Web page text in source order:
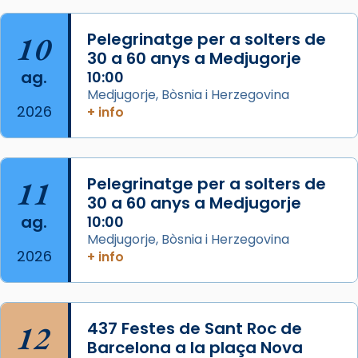
Aquest dilluns, 27 de juliol, ha tingut lloc la
missa d’acció de gràcies en agraïment al
comitè organitzador de la visita apostòlica
del Sant Pare Lleó XIV a Barcelona, i als
col·laboradors, a la Catedral de Barcelona.
L’arquebisbe de Barcelona, el cardenal Joan
Josep Omella, ha presidit la missa i l’ha
concelebrat el bisbe auxiliar de Barcelona,
Mons. David Abadías.
📸 Dr. G. Simón
Photo
View on Facebook · Share
Arquebisbat de Barcelona
2 weeks ago
10
ag.
2026
Pelegrinatge per a solters de
30 a 60 anys a Medjugorje
10:00
Medjugorje, Bòsnia i Herzegovina
+ info
11
ag.
2026
Pelegrinatge per a solters de
30 a 60 anys a Medjugorje
10:00
Medjugorje, Bòsnia i Herzegovina
+ info
12
437 Festes de Sant Roc de
Barcelona a la plaça Nova